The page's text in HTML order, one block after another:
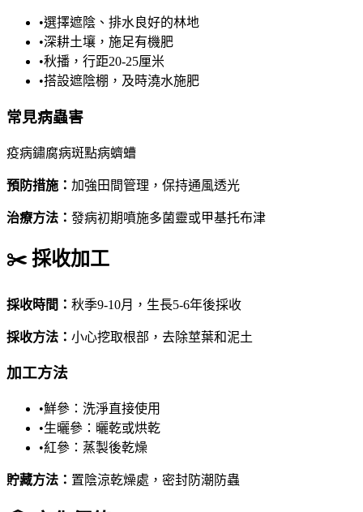
•選擇遮陰、排水良好的林地
•深耕土壤，施足有機肥
•秋播，行距20-25厘米
•搭設遮陰棚，及時澆水施肥
常見病蟲害
疫病鏽腐病斑點病蠐螬
預防措施 ： 加強田間管理，保持通風透光
治療方法 ： 發病初期噴施多菌靈或甲基托布津
✂️採收加工
採收時間 ： 秋季9-10月，生長5-6年後採收
採收方法 ： 小心挖取根部，去除莖葉和泥土
加工方法
•鮮參：洗淨直接使用
•生曬參：曬乾或烘乾
•紅參：蒸製後乾燥
貯藏方法 ： 置陰涼乾燥處，密封防潮防蟲